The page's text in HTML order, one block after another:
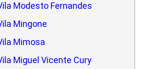
Modesto Fernandes
Mingone
Mimosa
Miguel Vicente Cury